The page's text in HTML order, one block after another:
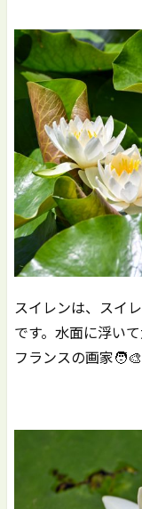
スイレンは、スイ
です。水面に浮い
フランスの画家